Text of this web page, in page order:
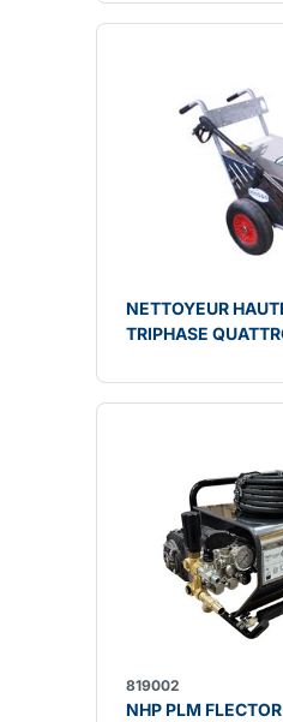
NETTOYEUR
TRIPHASE
819002
NHP PLM